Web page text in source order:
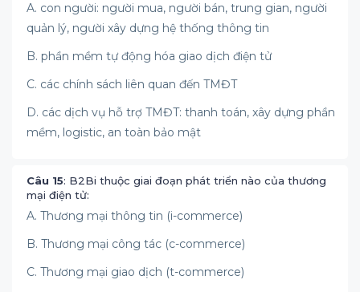
A. con người: người mua, người bán, trung gian, người
quản lý, người xây dựng hệ thống thông tin
B. phần mềm tự động hóa giao dịch điện tử
C. các chính sách liên quan đến TMĐT
D. các dịch vụ hỗ trợ TMĐT: thanh toán, xây dựng phần
mềm, logistic, an toàn bảo mật
Câu 15: B2Bi thuộc giai đoạn phát triển nào của thương
mại điện tử:
A. Thương mại thông tin (i-commerce)
B. Thương mại công tác (c-commerce)
C. Thương mại giao dịch (t-commerce)